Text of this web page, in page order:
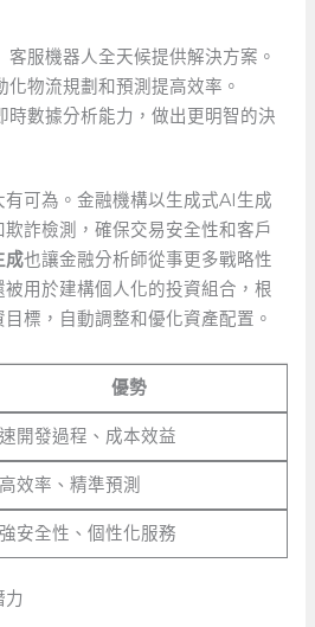
客服機器人全天候提供解決方案。
化物流規劃和預測提高效率。
時數據分析能力，做出更明智的決
可為。金融機構以生成式AI生成
詐檢測，確保交易安全性和客戶
成也讓金融分析師從事更多戰略性
用於建構個人化的投資組合，根
標，自動調整和優化資產配置。
優勢
開發過程、成本效益
效率、精準預測
安全性、個性化服務
力